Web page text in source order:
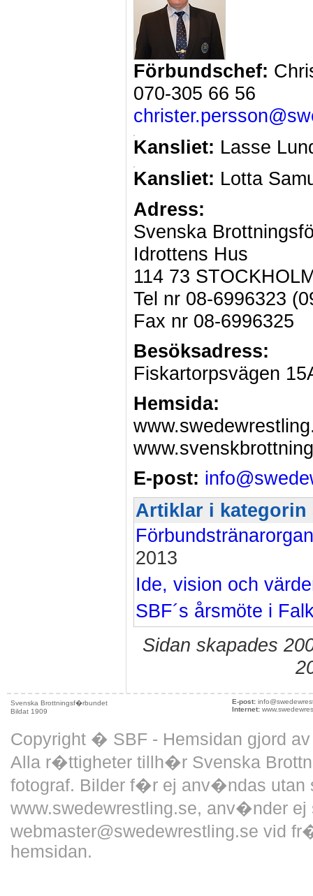
Förbundschef:
070-305 66 56
Kansliet: Lasse
Kansliet: Lotta
Adress:
Svenska
Idrottens Hus
114 73
Tel nr 08-6996323
Fax nr 08-6996325
Besöksadress:
Fiskartorpsvägen
Hemsida:
E-post:
Artiklar i kategorin
2013
Ide, vision och
SBF´s årsmöte i
Sidan skapades
Svenska Brottningsf�rbundet
Bildat 1909
E-post:
Internet:
Copyright � SBF - Hemsidan gjord
Alla r�ttigheter tillh�r Svenska
fotograf. Bilder f�r ej anv�ndas utan
www.swedewrestling.se, anv�nder
webmaster@swedewrestling.se vid
hemsidan.